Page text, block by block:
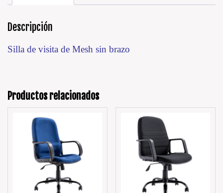
Descripción
Silla de visita de Mesh sin brazo
Productos relacionados